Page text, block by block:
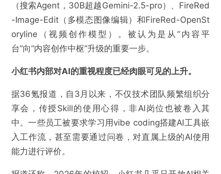
（搜索Agent，30B超越Gemini-2.5-pro）、FireRed
-Image-Edit（多模态图像编辑）和FireRed-OpenSt
oryline（视频创作模型）。被认为是从“内容平
台”向“内容创作中枢”升级的重要一步。
小红书内部对AI的重视程度已经肉眼可见的上升。
据36氪报道，自3月以来，不仅技术团队频繁组织分
享会，传授Skill的使用心得，非AI岗位也被卷入其
中。一些员工被要求学习用vibe coding搭建AI工具嵌
入工作流，甚至需要通过问卷，对直属上级的AI使用
能力进行评价。